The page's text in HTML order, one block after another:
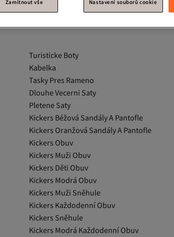
Turisticke Boty
Kabelka
Tasky Pres Rameno
Dlouhe Vecerni Saty
Pletene Saty
Kickers Béžová Sandály A Pantofle
Kickers Oranžová Sandály A Pantofle
Kickers Obuv
Kickers Muži Obuv
Kickers Děti Obuv
Kickers Modrá Obuv
Kickers Muži Sněhule
Kickers Každodenní Obuv
Kickers Sněhule
Kickers Modrá Každodenní Obuv
Zamítnout vše Nastavení souborů cookie